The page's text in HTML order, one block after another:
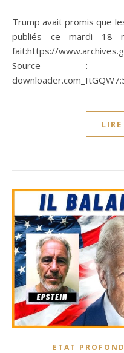
Trump avait promis que les dossiers classifiés JFK seraient
publiés ce mardi 18
fait:https://
Source : https://
ETAT PROFOND